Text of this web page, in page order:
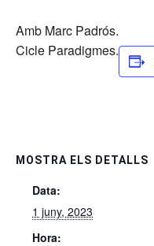
Amb Marc Padrós.
Cicle Paradigmes.
MOSTRA ELS DETALLS
Data:
1 juny, 2023
Hora: